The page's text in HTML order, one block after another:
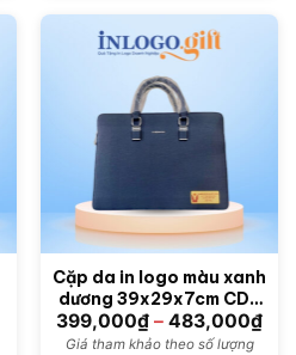
Cặp da in logo màu xanh
dương 39x29x7cm CD-
01
399,000₫ – 483,000₫
Giá tham khảo theo số lượng